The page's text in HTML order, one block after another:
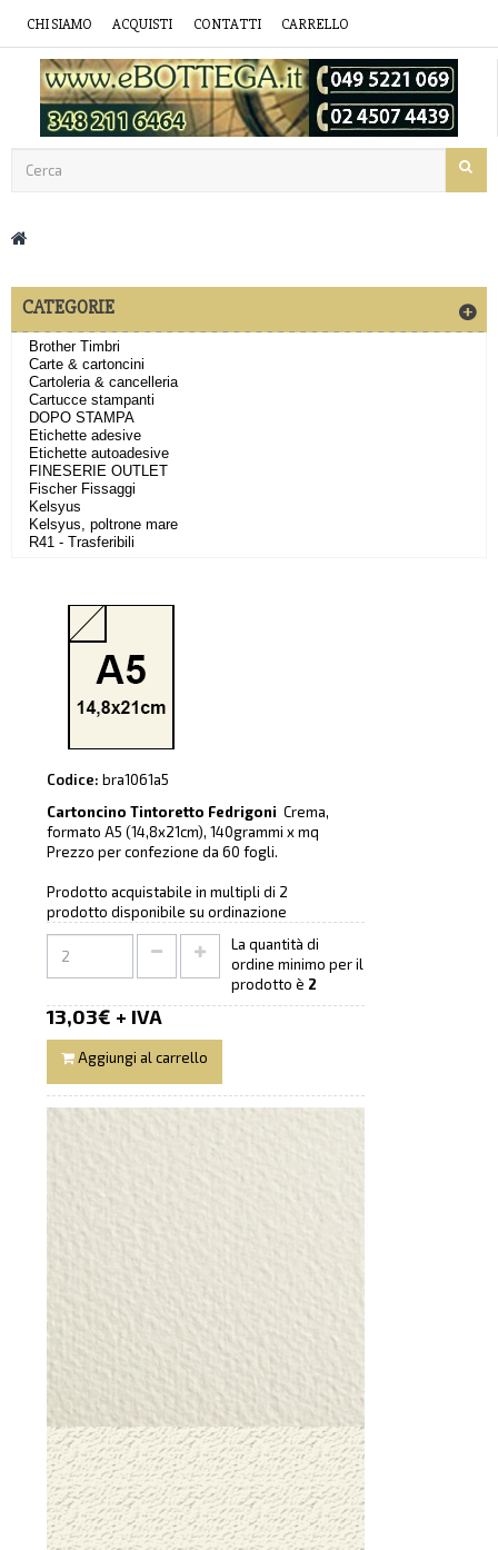
CHI SIAMO ACQUISTI CONTATTI CARRELLO
CATEGORIE
Brother Timbri
Carte & cartoncini
Cartoleria & cancelleria
Cartucce stampanti
DOPO STAMPA
Etichette adesive
Etichette autoadesive
FINESERIE OUTLET
Fischer Fissaggi
Kelsyus
Kelsyus, poltrone mare
R41 - Trasferibili
Codice: bra1061a5
Cartoncino Tintoretto Fedrigoni Crema,
formato A5 (14,8x21cm), 140grammi x mq
Prezzo per confezione da 60 fogli.
Prodotto acquistabile in multipli di 2
prodotto disponibile su ordinazione
La quantità di
ordine minimo per il
prodotto è 2
13,03€ + IVA
Aggiungi al carrello